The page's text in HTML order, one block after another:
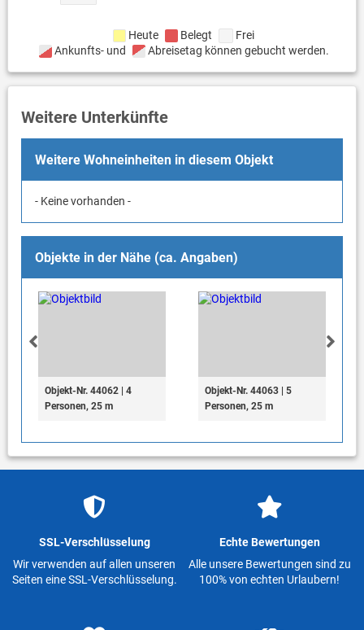
Heute Belegt
Frei
Ankunfts- und
Abreisetag können gebucht werden.
Weitere Unterkünfte
Weitere Wohneinheiten in diesem Objekt
- Keine vorhanden -
Objekte in der Nähe (ca. Angaben)
Objekt-Nr. 44062 | 4
Personen, 25 m
Objekt-Nr. 44063 | 5
Personen, 25 m
SSL-Verschlüsselung
Wir verwenden auf allen unseren
Seiten eine SSL-Verschlüsselung.
Echte Bewertungen
Alle unsere Bewertungen sind zu
100% von echten Urlaubern!